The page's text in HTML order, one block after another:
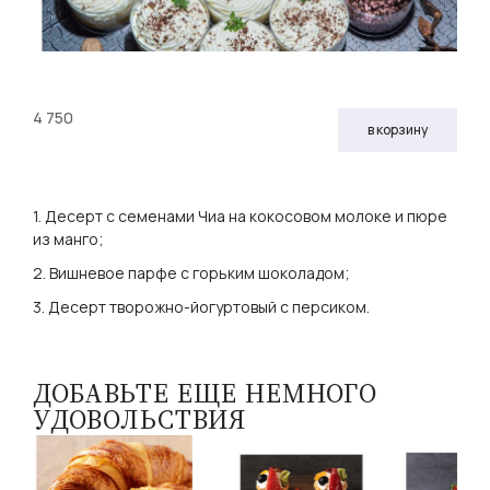
4 750
в корзину
1. Десерт с семенами Чиа на кокосовом молоке и пюре
из манго;
2. Вишневое парфе с горьким шоколадом;
3. Десерт творожно-йогуртовый с персиком.
ДОБАВЬТЕ ЕЩЕ НЕМНОГО
УДОВОЛЬСТВИЯ